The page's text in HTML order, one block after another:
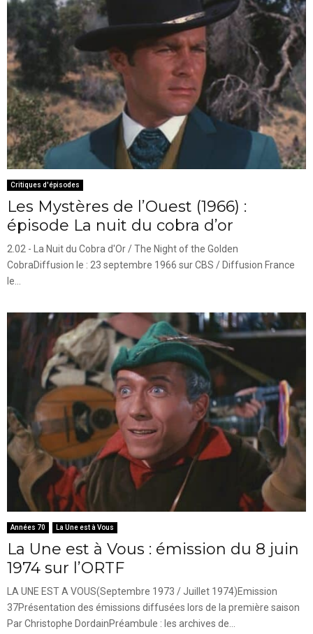
Critiques d'épisodes
Les Mystères de l’Ouest (1966) :
épisode La nuit du cobra d’or
2.02 - La Nuit du Cobra d'Or / The Night of the Golden
CobraDiffusion le : 23 septembre 1966 sur CBS / Diffusion France
le...
Années 70 La Une est à Vous
La Une est à Vous : émission du 8 juin
1974 sur l’ORTF
LA UNE EST A VOUS(Septembre 1973 / Juillet 1974)Emission
37Présentation des émissions diffusées lors de la première saison
Par Christophe DordainPréambule : les archives de...